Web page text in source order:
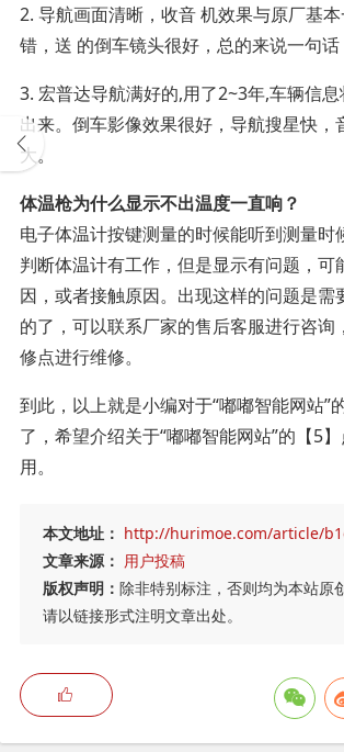
2. 导航画面清晰，收音 机效果与原厂基
错，送 的倒车镜头很好，总的来说一句话
3. 宏普达导航满好的,用了2~3年,车辆信
出来。倒车影像效果很好，导航搜星快，
大。
体温枪为什么显示不出温度一直响？
电子体温计按键测量的时候能听到测量时
判断体温计有工作，但是显示有问题，可
因，或者接触原因。出现这样的问题是需
的了，可以联系厂家的售后客服进行咨询
修点进行维修。
到此，以上就是小编对于“嘟嘟智能网站”
了，希望介绍关于“嘟嘟智能网站”的【5
用。
本文地址： http://hurimoe.com/article/
文章来源： 用户投稿
版权声明： 除非特别标注，否则均为本站原
请以链接形式注明文章出处。